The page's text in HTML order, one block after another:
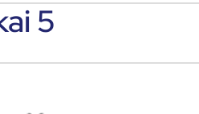
5